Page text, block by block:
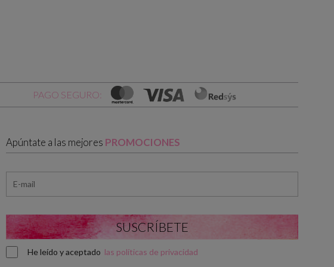
PAGO SEGURO:
Apúntate a las mejores PROMOCIONES
He leído y aceptado las políticas de privacidad